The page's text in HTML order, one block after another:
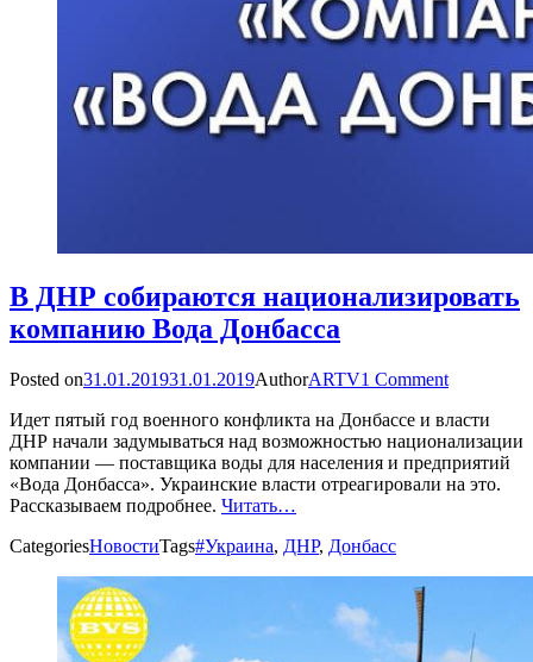
В ДНР собираются национализировать
компанию Вода Донбасса
Posted on31.01.201931.01.2019AuthorARTV1 Comment
Идет пятый год военного конфликта на Донбассе и власти
ДНР начали задумываться над возможностью национализации
компании — поставщика воды для населения и предприятий
«Вода Донбасса». Украинские власти отреагировали на это.
Рассказываем подробнее. Читать…
CategoriesНовостиTags#Украина, ДНР, Донбасс